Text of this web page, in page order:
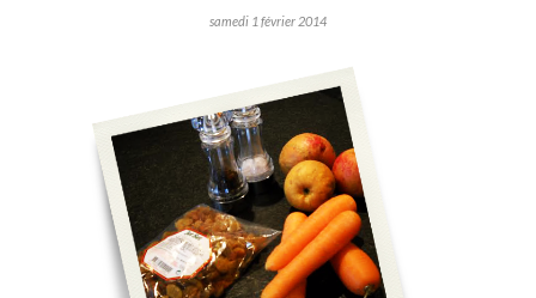
samedi 1 février 2014